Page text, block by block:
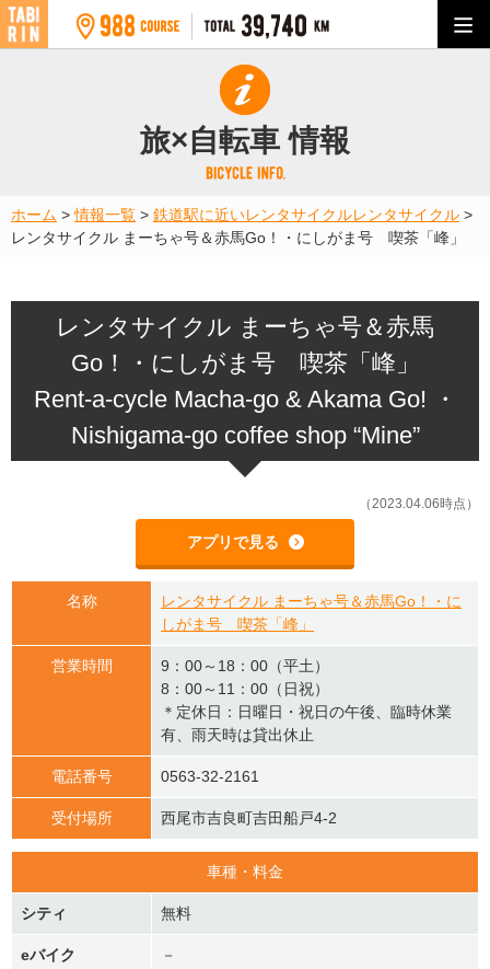
旅×自転車 情報
ホーム >情報一覧 > 鉄道駅に近いレンタサイクルレンタサイクル >
レンタサイクル まーちゃ号＆赤馬Go！・にしがま号 喫茶「峰」
レンタサイクル まーちゃ号＆赤馬
Go！・にしがま号 喫茶「峰」
Rent-a-cycle Macha-go & Akama Go! ・
Nishigama-go coffee shop “Mine”
（2023.04.06時点）
アプリで見る
名称
レンタサイクル まーちゃ号＆赤馬Go！・に
しがま号 喫茶「峰」
営業時間
9：00～18：00（平土）
8：00～11：00（日祝）
＊定休日：日曜日・祝日の午後、臨時休業
有、雨天時は貸出休止
電話番号 0563-32-2161
受付場所 西尾市吉良町吉田船戸4-2
車種・料金
シティ 無料
eバイク －